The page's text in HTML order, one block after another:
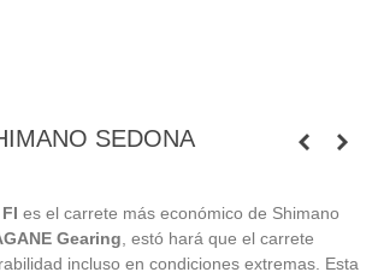
SEDONA
es el carrete más económico de Shimano
Gearing , estó hará que el carrete
incluso en condiciones extremas. Esta